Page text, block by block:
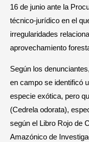
16 de junio ante la
técnico-jurídico en el
irregularidades
aprovechamiento
Según los
en campo se identificó
especie exótica, pero
(Cedrela odorata),
según el Libro Rojo de
Amazónico de